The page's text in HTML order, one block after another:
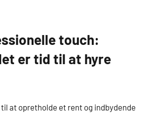
touch:
er tid til at hyre
at opretholde et rent og indbydende